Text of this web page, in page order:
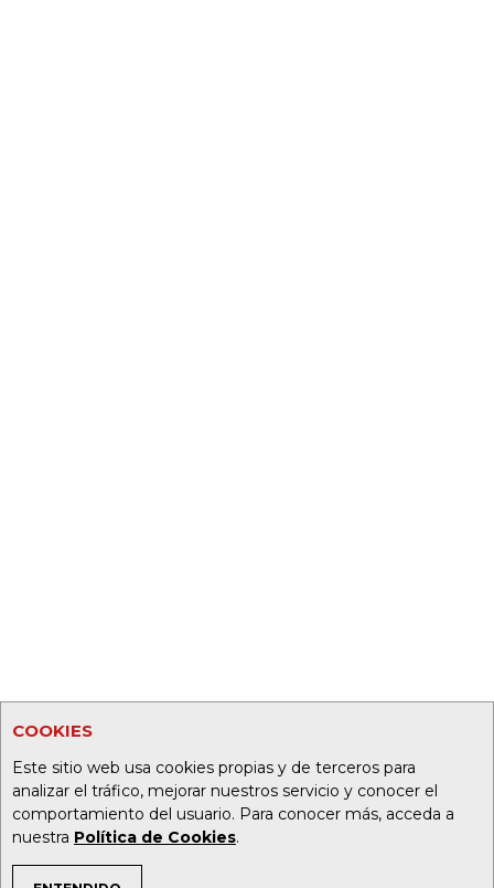
COOKIES
Este sitio web usa cookies propias y de terceros para
analizar el tráfico, mejorar nuestros servicio y conocer el
comportamiento del usuario. Para conocer más, acceda a
nuestra Política de Cookies.